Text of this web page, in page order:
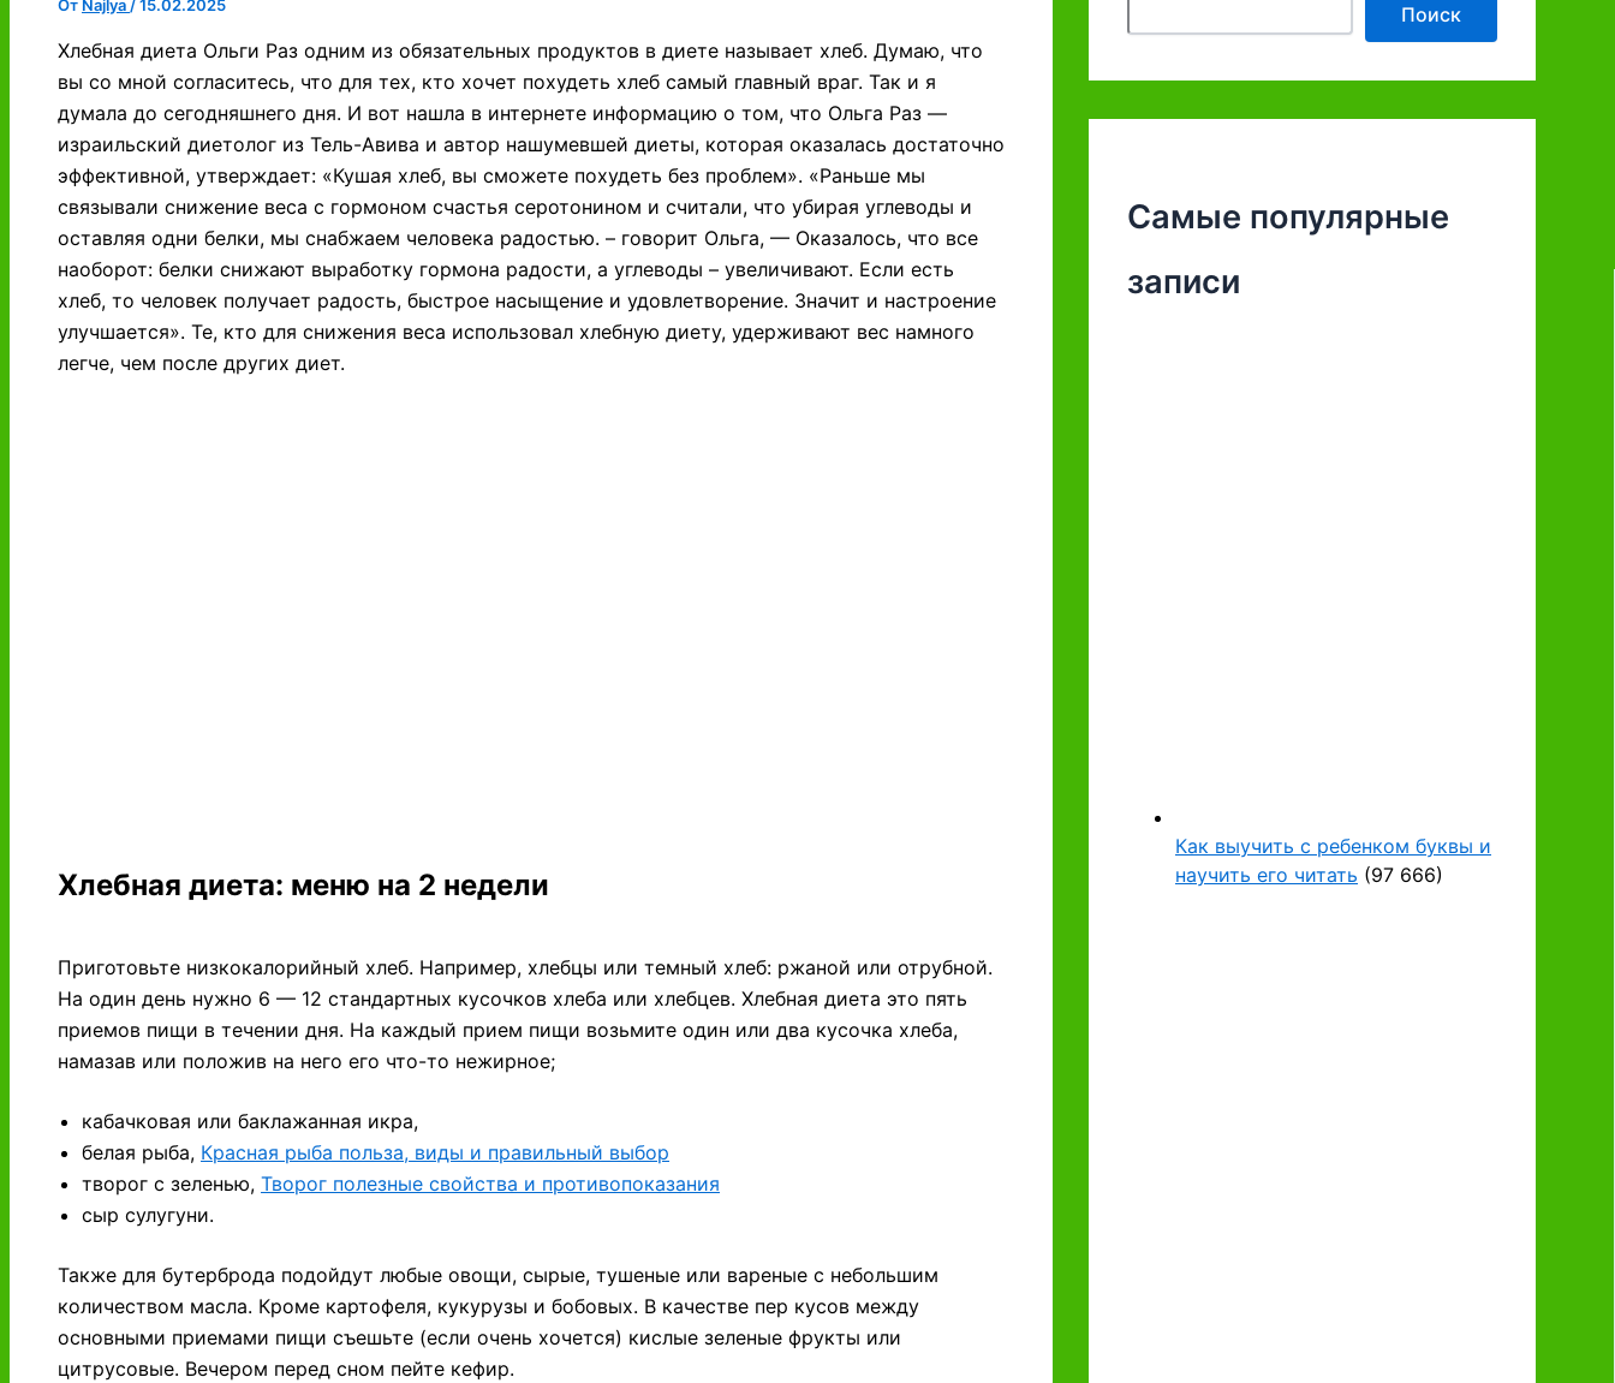
От Najlya /15.02.2025
Хлебная диета Ольги Раз одним из обязательных продуктов в диете называет хлеб. Думаю, что
вы со мной согласитесь, что для тех, кто хочет похудеть хлеб самый главный враг. Так и я
думала до сегодняшнего дня. И вот нашла в интернете информацию о том, что Ольга Раз —
израильский диетолог из Тель-Авива и автор нашумевшей диеты, которая оказалась достаточно
эффективной, утверждает: «Кушая хлеб, вы сможете похудеть без проблем». «Раньше мы
связывали снижение веса с гормоном счастья серотонином и считали, что убирая углеводы и
оставляя одни белки, мы снабжаем человека радостью. – говорит Ольга, — Оказалось, что все
наоборот: белки снижают выработку гормона радости, а углеводы – увеличивают. Если есть
хлеб, то человек получает радость, быстрое насыщение и удовлетворение. Значит и настроение
улучшается». Те, кто для снижения веса использовал хлебную диету, удерживают вес намного
легче, чем после других диет.
Хлебная диета: меню на 2 недели
Приготовьте низкокалорийный хлеб. Например, хлебцы или темный хлеб: ржаной или отрубной.
На один день нужно 6 — 12 стандартных кусочков хлеба или хлебцев. Хлебная диета это пять
приемов пищи в течении дня. На каждый прием пищи возьмите один или два кусочка хлеба,
намазав или положив на него его что-то нежирное;
кабачковая или баклажанная икра,
белая рыба, Красная рыба польза, виды и правильный выбор
творог с зеленью, Творог полезные свойства и противопоказания
сыр сулугуни.
Также для бутерброда подойдут любые овощи, сырые, тушеные или вареные с небольшим
количеством масла. Кроме картофеля, кукурузы и бобовых. В качестве пер кусов между
основными приемами пищи съешьте (если очень хочется) кислые зеленые фрукты или
цитрусовые. Вечером перед сном пейте кефир.
Поиск
Самые популярные
записи
Как выучить с ребенком буквы и
научить его читать (97 666)